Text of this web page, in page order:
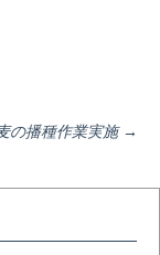
の播種作業実施 →